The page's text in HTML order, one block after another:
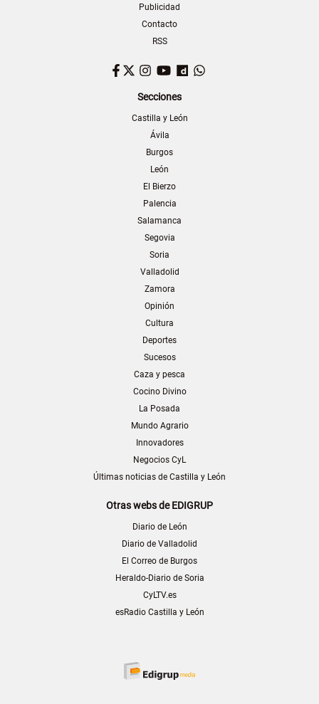
Publicidad
Contacto
RSS
Facebook
TwitterInstagram
YouTubeDailymotion
Secciones
Castilla y León
Ávila
Burgos
León
El Bierzo
Palencia
Salamanca
Segovia
Soria
Valladolid
Zamora
Opinión
Cultura
Deportes
Sucesos
Caza y pesca
Cocino Divino
La Posada
Mundo Agrario
Innovadores
Negocios CyL
Últimas noticias de Castilla y León
Otras webs de EDIGRUP
Diario de León
Diario de Valladolid
El Correo de Burgos
Heraldo-Diario de Soria
CyLTV.es
esRadio Castilla y León